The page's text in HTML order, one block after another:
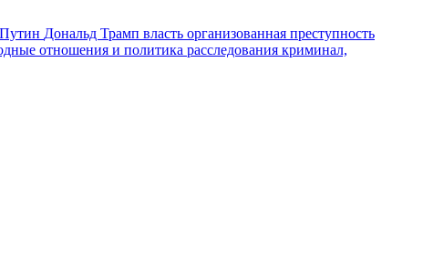
Дональд Трамп власть организованная преступность
отношения и политика расследования криминал,